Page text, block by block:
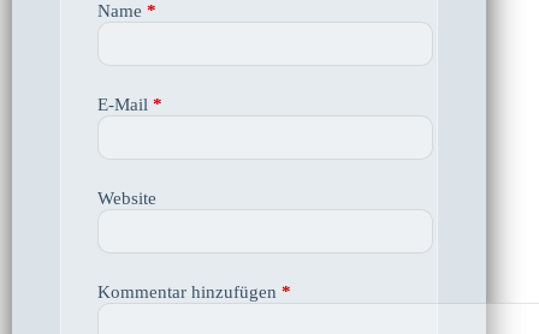
Name *
E-Mail *
Website
Kommentar hinzufügen *